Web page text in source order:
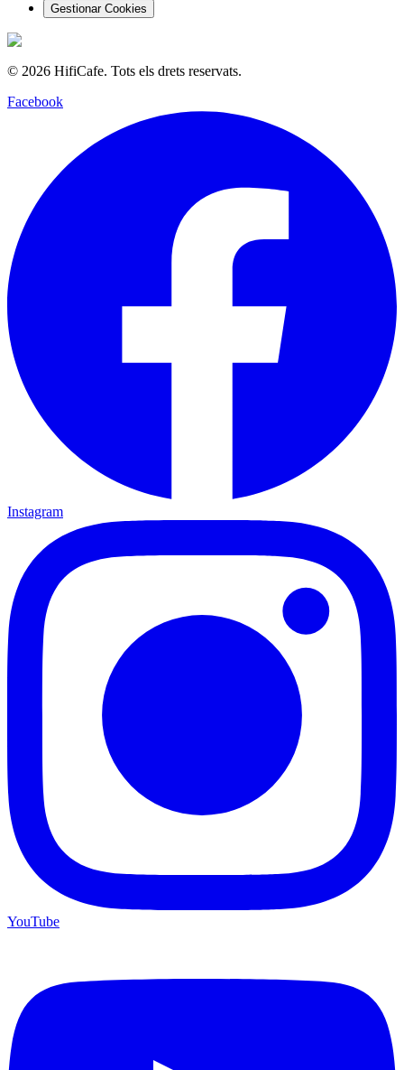
Gestionar Cookies
© 2026 HifiCafe. Tots els drets reservats.
Facebook
Instagram
YouTube